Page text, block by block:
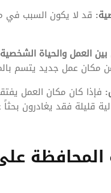
قد لا يكون السبب في
بين العمل والحياة
مكان عمل جديد يتسم
فإذا كان مكان العمل
قليلة فقد يغادرون
المحافظة